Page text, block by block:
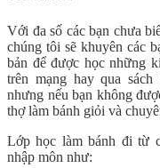
Với đa số các bạn chưa
chúng tôi sẽ khuyên các
bản để được học những
trên mạng hay qua
nhưng nếu bạn không
thợ làm bánh giỏi và
Lớp học làm bánh đi từ
nhập môn như: